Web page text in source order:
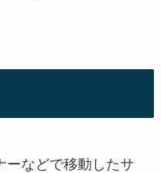
ーなどで移動したサ